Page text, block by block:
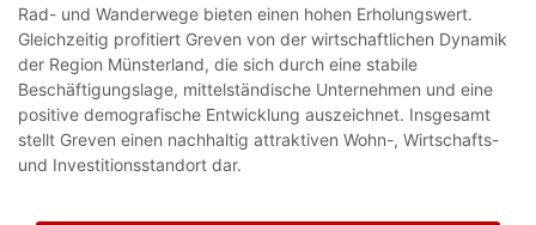
Rad- und Wanderwege bieten einen hohen Erholungswert.
Gleichzeitig profitiert Greven von der wirtschaftlichen Dynamik
der Region Münsterland, die sich durch eine stabile
Beschäftigungslage, mittelständische Unternehmen und eine
positive demografische Entwicklung auszeichnet. Insgesamt
stellt Greven einen nachhaltig attraktiven Wohn-, Wirtschafts-
und Investitionsstandort dar.